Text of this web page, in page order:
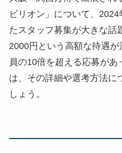
ビリオン」について、
たスタッフ募集が大きな話
2000円という高額な待遇
員の10倍を超える応募が
は、その詳細や選考方法に
しょう。